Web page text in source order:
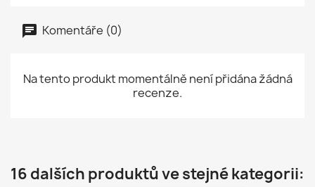
Komentáře (0)
Na tento produkt momentálně není přidána žádná
recenze.
16 dalších produktů ve stejné kategorii: